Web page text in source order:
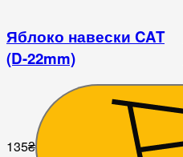
Яблоко навески CAT
(D-22mm)
135₴